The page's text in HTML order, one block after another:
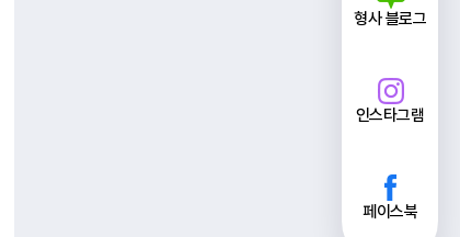
형사 블로그
인스타그램
페이스북